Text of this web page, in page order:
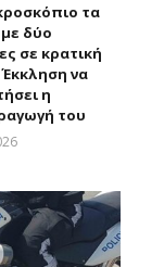
τα
με δύο
σε κρατική
να
η
του